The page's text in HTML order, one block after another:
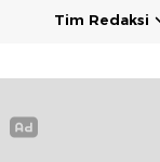
Tim Redaksi